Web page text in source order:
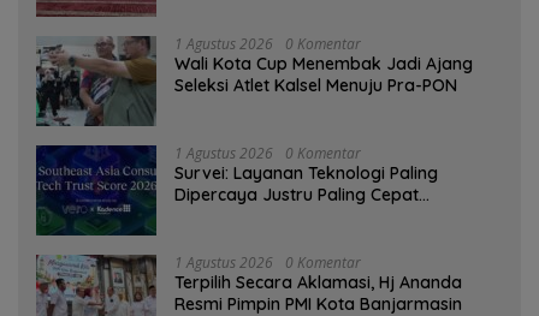
1 Agustus 2026 0 Komentar
Wali Kota Cup Menembak Jadi Ajang
Seleksi Atlet Kalsel Menuju Pra-PON
1 Agustus 2026 0 Komentar
Survei: Layanan Teknologi Paling
Dipercaya Justru Paling Cepat
1 Agustus 2026 0 Komentar
‎Terpilih Secara Aklamasi, Hj Ananda
Resmi Pimpin PMI Kota Banjarmasin